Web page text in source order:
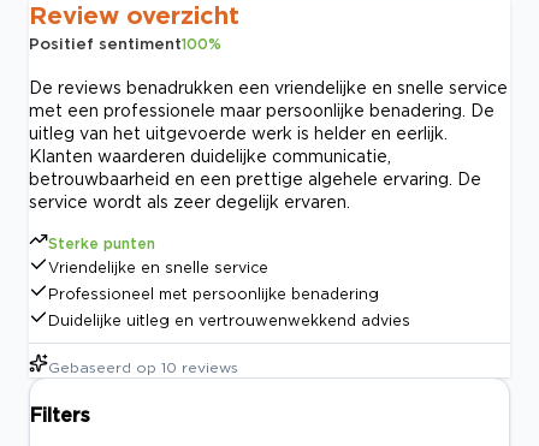
Review overzicht
Positief sentiment100%
De reviews benadrukken een vriendelijke en snelle service
met een professionele maar persoonlijke benadering. De
uitleg van het uitgevoerde werk is helder en eerlijk.
Klanten waarderen duidelijke communicatie,
betrouwbaarheid en een prettige algehele ervaring. De
service wordt als zeer degelijk ervaren.
Sterke punten
Vriendelijke en snelle service
Professioneel met persoonlijke benadering
Duidelijke uitleg en vertrouwenwekkend advies
Gebaseerd op 10 reviews
Filters